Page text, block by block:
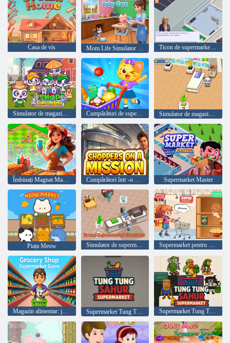
Casa de vis Ticon de supermarket inactiv
Simulator de magazine Panda Cumpărături de supermarket pentru copii Simulator de magazine Panda
Îmbinați Magnat Magazin ideal Cumpărători într -o misiune Supermarket Master
Piața Meow Simulator de supermarketuri dulci Supermarket pentru copii
Magazin alimentar: joc de supermarket Supermarket Tung Tung Sahur Supermarket Tung Tung Sahur